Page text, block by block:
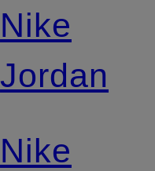
Nike
Jordan
Nike